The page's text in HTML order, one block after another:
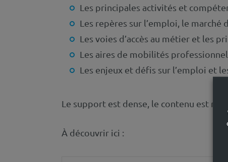
Les principales activités et
Les repères sur l’emploi, le
Les voies d’accès au métier et les
Les aires de mobilités
Les enjeux et défis sur l’emploi et
Le support est dense, le contenu est
À découvrir ici :